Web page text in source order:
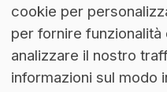
cookie per
per fornire
analizzare il nostro
informazioni sul modo